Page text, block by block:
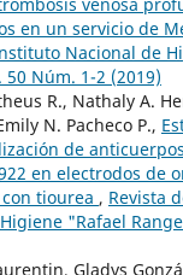
en un servicio de
Nacional de
50 Núm. 1-2 (2019)
R., Nathaly A.
N. Pacheco P.,
de
en electrodos de
tiourea , Revista
"Rafael
Gladys